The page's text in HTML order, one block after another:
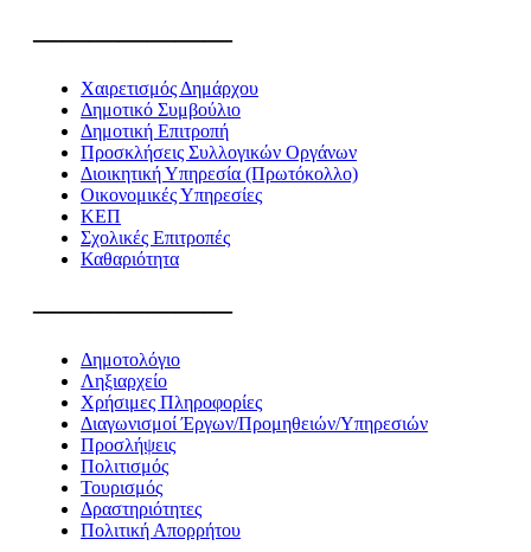
———————
Χαιρετισμός Δημάρχου
Δημοτικό Συμβούλιο
Δημοτική Επιτροπή
Προσκλήσεις Συλλογικών Οργάνων
Διοικητική Υπηρεσία (Πρωτόκολλο)
Οικονομικές Υπηρεσίες
ΚΕΠ
Σχολικές Επιτροπές
Καθαριότητα
———————
Δημοτολόγιο
Ληξιαρχείο
Χρήσιμες Πληροφορίες
Διαγωνισμοί Έργων/Προμηθειών/Υπηρεσιών
Προσλήψεις
Πολιτισμός
Τουρισμός
Δραστηριότητες
Πολιτική Απορρήτου